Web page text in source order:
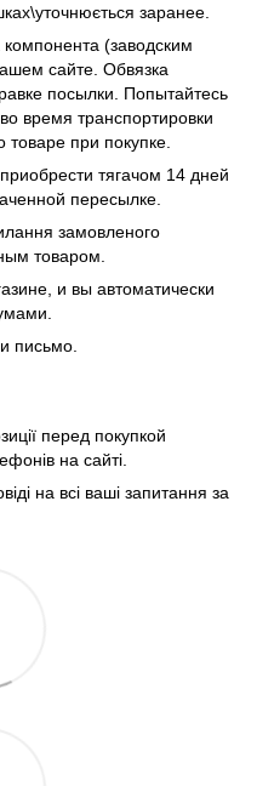
заранее.
(заводским
сайте. Обвязка
посылки. Попытайтесь
время транспортировки
при покупке.
тягачом 14 дней
пересылке.
замовленого
товаром.
и вы автоматически
письмо.
перед покупкой
на сайті.
на всі ваші запитання за